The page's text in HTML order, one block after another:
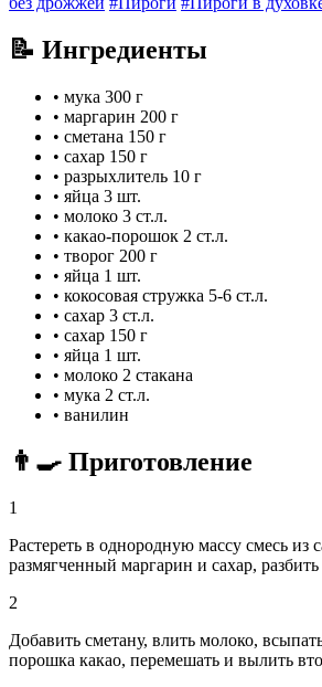
📝 Ингредиенты
• мука 300 г
• маргарин 200 г
• сметана 150 г
• сахар 150 г
• разрыхлитель 10 г
• яйца 3 шт.
• молоко 3 ст.л.
• какао-порошок 2 ст.л.
• творог 200 г
• яйца 1 шт.
• кокосовая стружка 5-6 ст.л.
• сахар 3 ст.л.
• сахар 150 г
• яйца 1 шт.
• молоко 2 стакана
• мука 2 ст.л.
• ванилин
👨‍🍳 Приготовление
1
Растереть в однородную массу смесь из
размягченный маргарин и сахар,
2
Добавить сметану, влить молоко,
порошка какао, перемешать и вылить